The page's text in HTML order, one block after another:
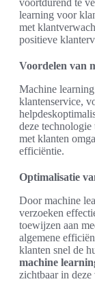
voortdurend te
learning voor
met
positieve
Voordelen van
Machine
klantenservice,
deze
met klanten
efficiëntie.
Optimalisatie
Door machine
verzoeken
toewijzen aan
algemene
klanten snel de
machine
zichtbaar in